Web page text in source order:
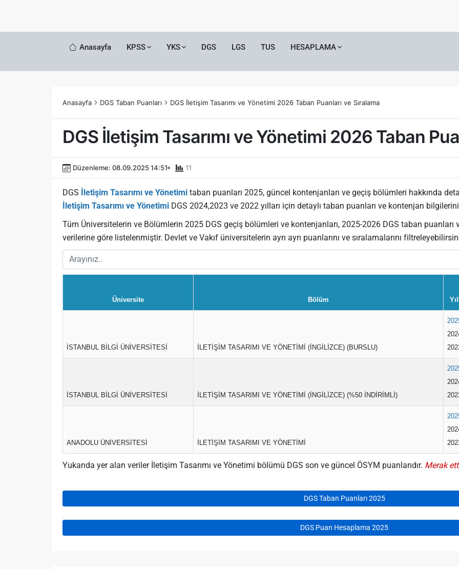
Anasayfa KPSS YKS DGS LGS TUS HESAPLAMA
Anasayfa DGS Taban Puanları DGS İletişim Tasarımı ve Yönetimi 2026 Taban Puanları ve Sıralama
DGS İletişim Tasarımı ve Yönetimi 2026 Taban
Düzenleme: 08.09.2025 14:51 11
DGS İletişim Tasarımı ve Yönetimi taban puanları 2025, güncel kontenjanları ve geçiş bölümleri hakkında
İletişim Tasarımı ve Yönetimi DGS 2024,2023 ve 2022 yılları için detaylı taban puanları ve kontenjan
Tüm Üniversitelerin ve Bölümlerin 2025 DGS geçiş bölümleri ve kontenjanları, 2025-2026 DGS taban puanları
verilerine göre listelenmiştir. Devlet ve Vakıf üniversitelerin ayrı ayrı puanlarını ve sıralamalarını
Üniversite Bölüm
İSTANBUL BİLGİ ÜNİVERSİTESİ İLETİŞİM TASARIMI VE YÖNETİMİ (İNGİLİZCE) (BURSLU)
İSTANBUL BİLGİ ÜNİVERSİTESİ İLETİŞİM TASARIMI VE YÖNETİMİ (İNGİLİZCE) (%50 İNDİRİMLİ)
ANADOLU ÜNİVERSİTESİ İLETİŞİM TASARIMI VE YÖNETİMİ
Yukarıda yer alan veriler İletişim Tasarımı ve Yönetimi bölümü DGS son ve güncel ÖSYM puanlarıdır. Merak
DGS Taban Puanları 2025
DGS Puan Hesaplama 2025